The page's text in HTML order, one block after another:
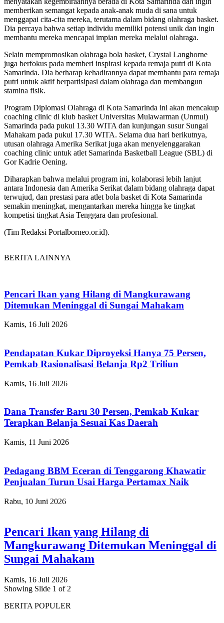
memberikan semangat kepada anak-anak muda di sana untuk
menggapai cita-cita mereka, terutama dalam bidang olahraga basket.
Dia percaya bahwa setiap individu memiliki potensi unik dan ingin
membantu mereka mencapai impian mereka melalui olahraga.
Selain mempromosikan olahraga bola basket, Crystal Langhorne
juga berfokus pada memberi inspirasi kepada remaja putri di Kota
Samarinda. Dia berharap kehadirannya dapat membantu para remaja
putri untuk aktif berpartisipasi dalam olahraga dan membangun
stamina fisik.
Program Diplomasi Olahraga di Kota Samarinda ini akan mencakup
coaching clinic di klub basket Universitas Mulawarman (Unmul)
Samarinda pada pukul 13.30 WITA dan kunjungan susur Sungai
Mahakam pada pukul 17.30 WITA. Selama dua hari berikutnya,
utusan olahraga Amerika Serikat juga akan menyelenggarakan
coaching clinic untuk atlet Samarinda Basketball League (SBL) di
Gor Kadrie Oening.
Diharapkan bahwa melalui program ini, kolaborasi lebih lanjut
antara Indonesia dan Amerika Serikat dalam bidang olahraga dapat
terwujud, dan prestasi para atlet bola basket di Kota Samarinda
semakin meningkat, mengantarkan mereka hingga ke tingkat
kompetisi tingkat Asia Tenggara dan profesional.
(Tim Redaksi Portalborneo.or.id).
BERITA LAINNYA
Pencari Ikan yang Hilang di Mangkurawang
Ditemukan Meninggal di Sungai Mahakam
Kamis, 16 Juli 2026
Pendapatan Kukar Diproyeksi Hanya 75 Persen,
Pemkab Rasionalisasi Belanja Rp2 Triliun
Kamis, 16 Juli 2026
Dana Transfer Baru 30 Persen, Pemkab Kukar
Terapkan Belanja Sesuai Kas Daerah
Kamis, 11 Juni 2026
Pedagang BBM Eceran di Tenggarong Khawatir
Penjualan Turun Usai Harga Pertamax Naik
Rabu, 10 Juni 2026
Pencari Ikan yang Hilang di
Mangkurawang Ditemukan Meninggal di
Sungai Mahakam
Kamis, 16 Juli 2026
Showing Slide 1 of 2
BERITA POPULER